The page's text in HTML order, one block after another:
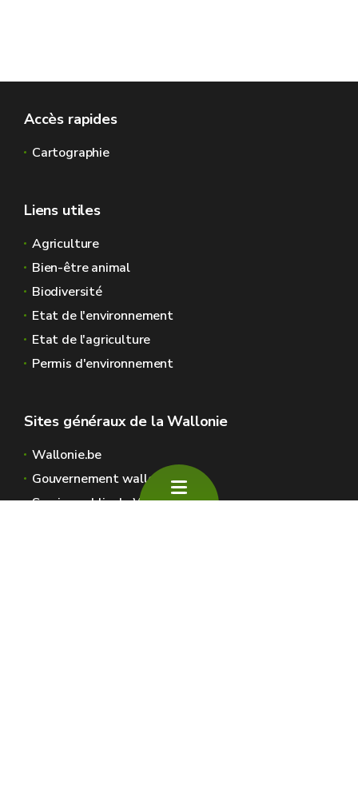
Accès rapides
Cartographie
Liens utiles
Agriculture
Bien-être animal
Biodiversité
Etat de l'environnement
Etat de l'agriculture
Permis d'environnement
Sites généraux de la Wallonie
Wallonie.be
Gouvernement wallon
Service public de Wallonie